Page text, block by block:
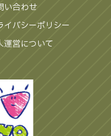
い合わせ
イバシーポリシー
運営について